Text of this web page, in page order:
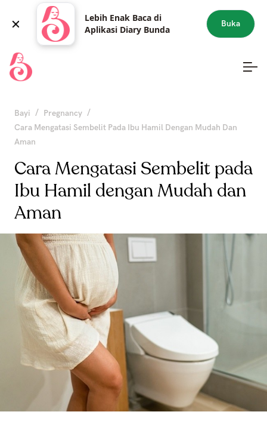
Lebih Enak Baca di
Aplikasi Diary Bunda
Buka
Bayi / Pregnancy /
Cara Mengatasi Sembelit Pada Ibu Hamil Dengan Mudah Dan
Aman
Cara Mengatasi Sembelit pada
Ibu Hamil dengan Mudah dan
Aman